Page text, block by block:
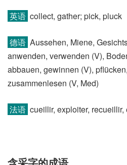
英语 collect, gather; pick, pluck
德语 Aussehen, Miene,
anwenden, verwenden (V)​,
abbauen, gewinnen (V)​,
zusammenlesen (V, Med)
法语 cueillir, exploiter, recueillir,
含采字的成语